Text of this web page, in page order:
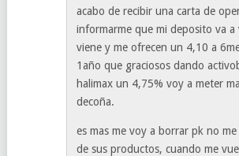
acabo de recibir una carta de
informarme que mi deposito va a
viene y me ofrecen un 4,10 a
1año que graciosos dando
halimax un 4,75% voy a meter
decoña.
es mas me voy a borrar pk no
de sus productos, cuando me